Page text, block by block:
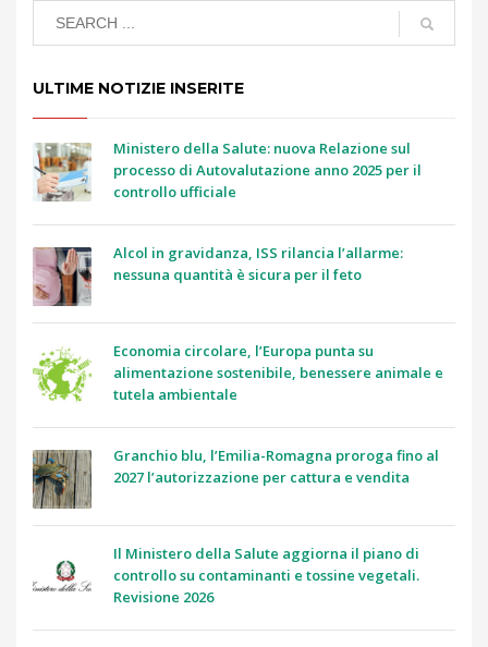
ULTIME NOTIZIE INSERITE
Ministero della Salute: nuova Relazione sul
processo di Autovalutazione anno 2025 per il
controllo ufficiale
Alcol in gravidanza, ISS rilancia l’allarme:
nessuna quantità è sicura per il feto
Economia circolare, l’Europa punta su
alimentazione sostenibile, benessere animale e
tutela ambientale
Granchio blu, l’Emilia-Romagna proroga fino al
2027 l’autorizzazione per cattura e vendita
Il Ministero della Salute aggiorna il piano di
controllo su contaminanti e tossine vegetali.
Revisione 2026